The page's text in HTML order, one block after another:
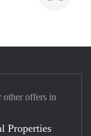
other offers in
Properties